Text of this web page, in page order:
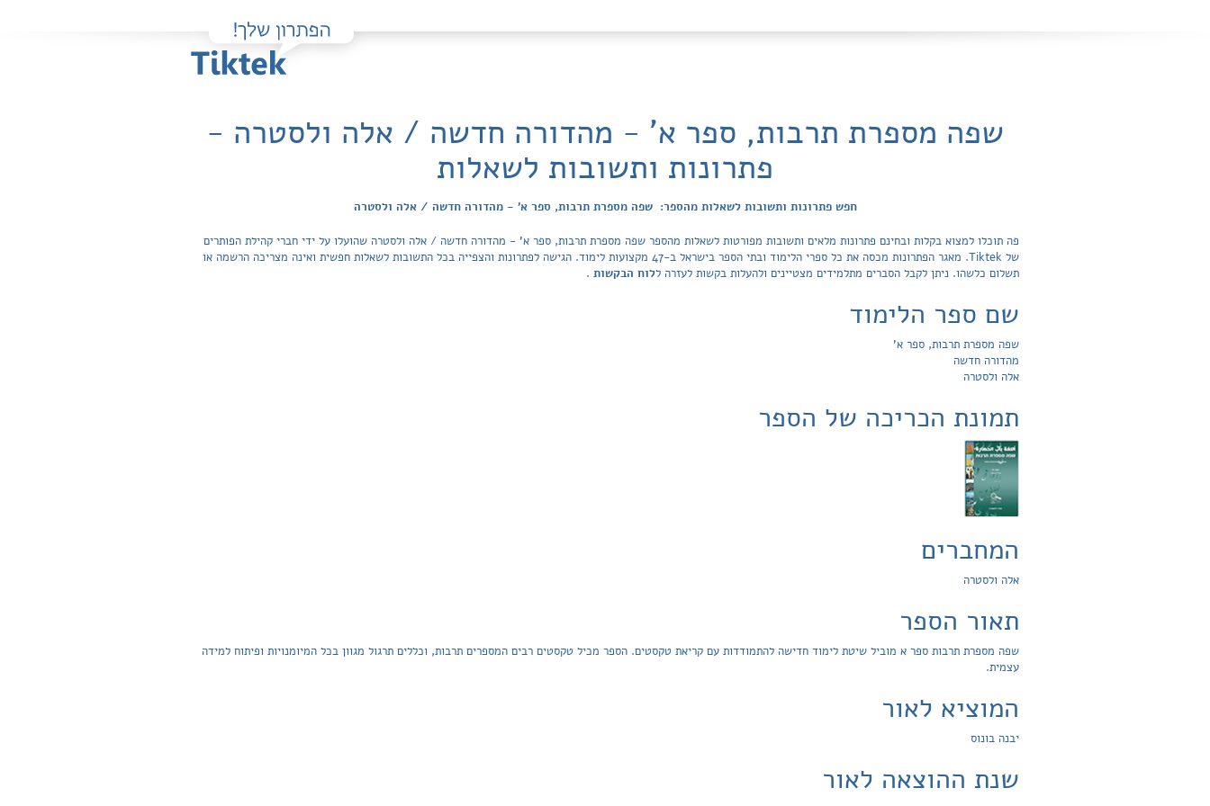
שפה מספרת תרבות, ספר א' - מהדורה חדשה / אלה ולסטרה -
פתרונות ותשובות לשאלות
חפש פתרונות ותשובות לשאלות מהספר: שפה מספרת תרבות, ספר א' - מהדורה חדשה / אלה ולסטרה
פה תוכלו למצוא בקלות ובחינם פתרונות מלאים ותשובות מפורטות לשאלות מהספר שפה מספרת תרבות, ספר א' - מהדורה חדשה / אלה ולסטרה שהועלו על ידי חברי קהילת הפותרים
של Tiktek. מאגר הפתרונות מכסה את כל ספרי הלימוד ובתי הספר בישראל ב-47 מקצועות לימוד. הגישה לפתרונות והצפייה בכל התשובות לשאלות חפשית ואינה מצריכה הרשמה או
תשלום כלשהו. ניתן לקבל הסברים מתלמידים מצטיינים ולהעלות בקשות לעזרה ללוח הבקשות .
שם ספר הלימוד
שפה מספרת תרבות, ספר א'
מהדורה חדשה
אלה ולסטרה
תמונת הכריכה של הספר
המחברים
אלה ולסטרה
תאור הספר
שפה מספרת תרבות ספר א מוביל שיטת לימוד חדישה להתמודדות עם קריאת טקסטים. הספר מכיל טקסטים רבים המספרים תרבות, וכללים תרגול מגוון בכל המיומנויות ופיתוח למידה
עצמית.
המוציא לאור
יבנה בונוס
שנת ההוצאה לאור